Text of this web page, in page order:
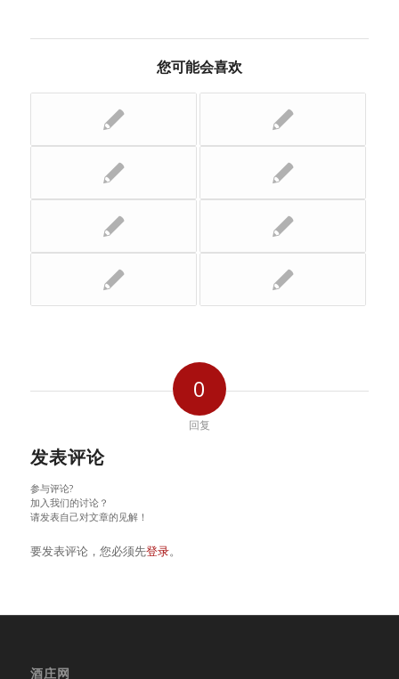
您可能会喜欢
0
回复
发表评论
参与评论?
加入我们的讨论？
请发表自己对文章的见解！
要发表评论，您必须先登录。
酒庄网